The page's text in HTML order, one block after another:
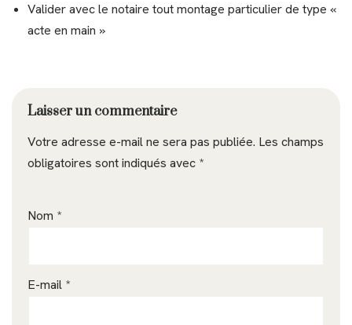
Valider avec le notaire tout montage particulier de type «
acte en main »
Laisser un commentaire
Votre adresse e-mail ne sera pas publiée. Les champs
obligatoires sont indiqués avec *
Nom *
E-mail *